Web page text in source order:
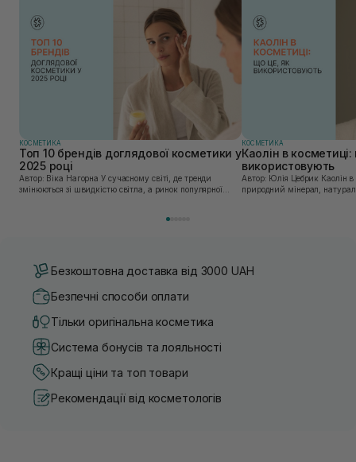
КОСМЕТИКА
Топ 10 брендів доглядової косметики у
2025 році
Автор: Віка Нагорна У сучасному світі, де тренди
змінюються зі швидкістю світла, а ринок популярної
КОСМЕТИКА
Каолін в
використовують
Автор: Юлія Цебрик Каолін в косметології – це
природний мінерал,
Безкоштовна доставка від 3000 UAH
Безпечні способи оплати
Тільки оригінальна косметика
Система бонусів та лояльності
Кращі ціни та топ товари
Рекомендації від косметологів